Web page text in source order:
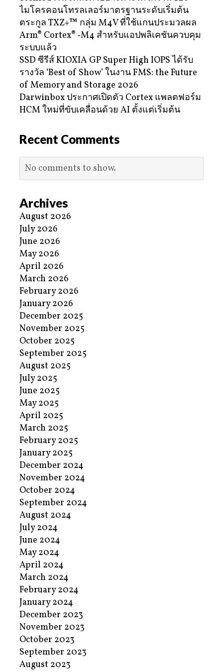
ไมโครคอนโทรลเลอร์มาตรฐานระดับเริ่มต้น
ตระกูล TXZ+™ กลุ่ม M4V ที่ใช้แกนประมวลผล
Arm® Cortex® ‑M4 สำหรับแอปพลิเคชันควบคุม
ระบบแล้ว
SSD ซีรีส์ KIOXIA GP Super High IOPS ได้รับ
รางวัล ‘Best of Show’ ในงาน FMS: the Future
of Memory and Storage 2026
Darwinbox ประกาศเปิดตัว Cortex แพลตฟอร์ม
HCM ใหม่ที่ขับเคลื่อนด้วย AI ตั้งแต่เริ่มต้น
Recent Comments
No comments to show.
Archives
August 2026
July 2026
June 2026
May 2026
April 2026
March 2026
February 2026
January 2026
December 2025
November 2025
October 2025
September 2025
August 2025
July 2025
June 2025
May 2025
April 2025
March 2025
February 2025
January 2025
December 2024
November 2024
October 2024
September 2024
August 2024
July 2024
June 2024
May 2024
April 2024
March 2024
February 2024
January 2024
December 2023
November 2023
October 2023
September 2023
August 2023